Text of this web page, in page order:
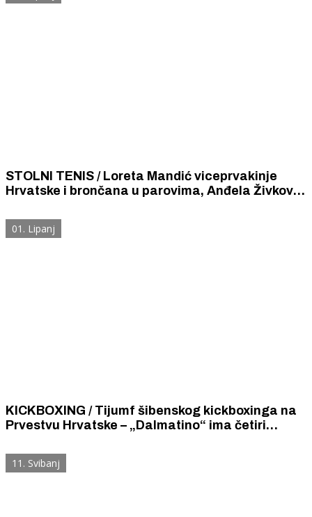
STOLNI TENIS / Loreta Mandić viceprvakinje
Hrvatske i brončana u parovima, Anđela Živković,
ekipni viceprvak Hrvatske.
01. Lipanj
KICKBOXING / Tijumf šibenskog kickboxinga na
Prvestvu Hrvatske – „Dalmatino“ ima četiri
Lambašu, Roka Rončevića i Lea Kurtovića
11. Svibanj